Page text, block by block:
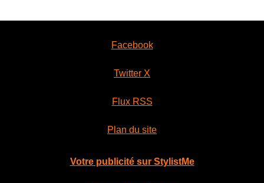
Facebook
Twitter X
Flux RSS
Plan du site
Votre publicité sur StylistMe